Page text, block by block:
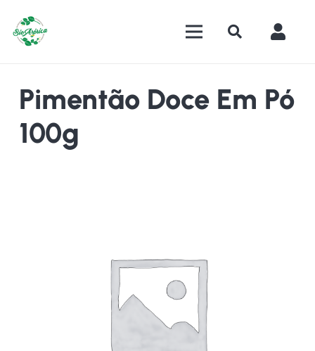
Pimentão Doce Em Pó
100g